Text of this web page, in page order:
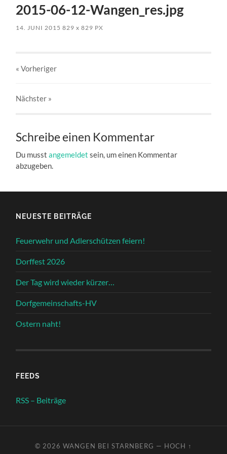
2015-06-12-Wangen_res.jpg
14. JUNI 2015 829x 829 PX
« Vorheriger
Nächster »
Schreibe einen Kommentar
Du musstangemeldet sein, um einen Kommentar
abzugeben.
NEUESTE BEITRÄGE
Feuerwehr und Adlerschützen feiern!
Dorffest 2026
Der Tag wird wieder kürzer…
Dorfgemeinschafts-HV
Ostern naht!
FEEDS
RSS – Beiträge
© 2026 WANGEN BEI STARNBERG — HOCH ↑